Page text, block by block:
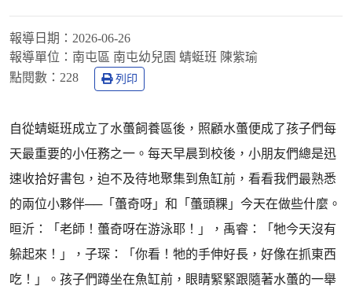
報導日期： 2026-06-26
報導單位： 南屯區 南屯幼兒園 蜻蜓班 陳紫瑜
點閱數： 228 列印
自從蜻蜓班成立了水蠆飼養區後，照顧水蠆便成了孩子們每
天最重要的小任務之一。每天早晨到校後，小朋友們總是迅
速收拾好書包，迫不及待地聚集到魚缸前，看看我們最熟悉
的兩位小夥伴──「蠆奇呀」和「蠆頭粿」今天在做些什麼。
晅沂：「老師！蠆奇呀在游泳耶！」，禹睿：「牠今天沒有
躲起來！」，子琛：「你看！牠的手伸好長，好像在抓東西
吃！」。孩子們蹲坐在魚缸前，眼睛緊緊跟隨著水蠆的一舉